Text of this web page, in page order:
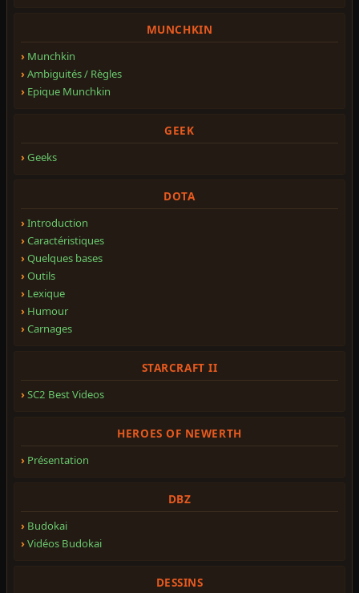
MUNCHKIN
Munchkin
Ambiguités / Règles
Epique Munchkin
GEEK
Geeks
DOTA
Introduction
Caractéristiques
Quelques bases
Outils
Lexique
Humour
Carnages
STARCRAFT II
SC2 Best Videos
HEROES OF NEWERTH
Présentation
DBZ
Budokai
Vidéos Budokai
DESSINS